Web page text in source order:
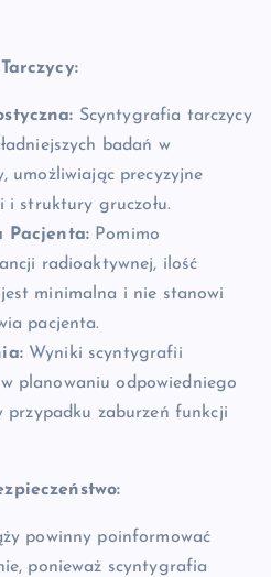
Scyntygrafia tarczycy
badań w
umożliwiając precyzyjne
i struktury gruczołu.
Pacjenta: Pomimo
radioaktywnej, ilość
minimalna i nie stanowi
pacjenta.
Wyniki scyntygrafii
planowaniu odpowiedniego
przypadku zaburzeń funkcji
powinny poinformować
ponieważ scyntygrafia